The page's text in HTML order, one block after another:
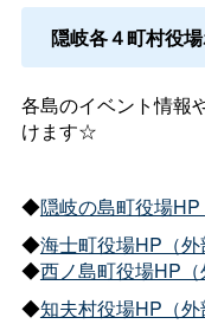
隠岐各４町村役
各島のイベント情報
けます☆
◆隠岐の島町役場HP
◆海士町役場HP（外
◆西ノ島町役場HP（
◆知夫村役場HP（外